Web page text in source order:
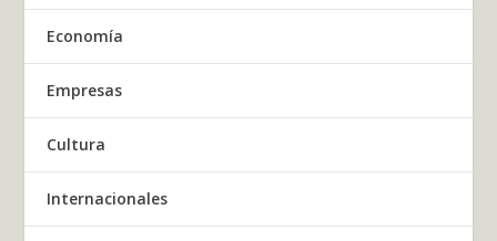
Economía
Empresas
Cultura
Internacionales